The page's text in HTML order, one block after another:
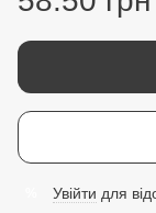
Увійти для